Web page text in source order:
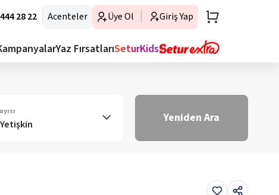
444 28 22 Acenteler Üye Ol Giriş Yap
Yaz FırsatlarıSeturKids
Yeniden Ara